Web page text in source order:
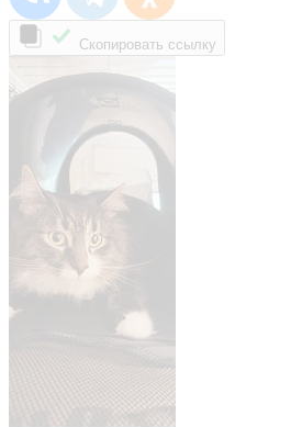
Скопировать ссылку